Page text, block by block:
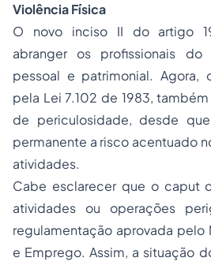
Violência Física
O novo inciso II do artigo
abranger os profissionais
pessoal e patrimonial. Agora,
pela Lei 7.102 de 1983,
de periculosidade, desde
permanente a risco acentuado
atividades.
Cabe esclarecer que o caput
atividades ou operações
regulamentação aprovada pelo
e Emprego. Assim, a situação